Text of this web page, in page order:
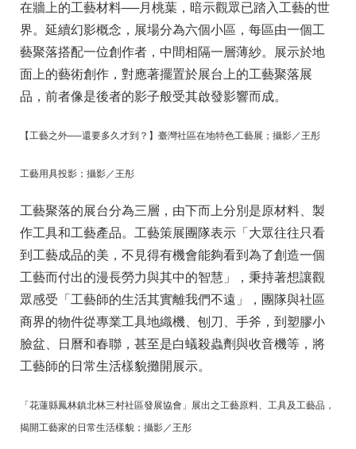
在牆上的工藝材料──月桃葉，暗示觀眾已踏入工藝的世
界。延續幻影概念，展場分為六個小區，每區由一個工
藝聚落搭配一位創作者，中間相隔一層薄紗。展示於地
面上的藝術創作，對應著擺置於展台上的工藝聚落展
品，前者像是後者的影子般受其啟發影響而成。
【工藝之外──還要多久才到？】臺灣社區在地特色工藝展；攝影／王彤
工藝用具投影；攝影／王彤
工藝聚落的展台分為三層，由下而上分別是原材料、製
作工具和工藝產品。工藝策展團隊表示「大眾往往只看
到工藝成品的美，不見得有機會能夠看到為了創造一個
工藝而付出的漫長勞力與其中的智慧」，秉持著想讓觀
眾感受「工藝師的生活其實離我們不遠」，團隊與社區
商界的物件從專業工具地織機、刨刀、手斧，到塑膠小
臉盆、日曆和春聯，甚至是白蟻殺蟲劑與收音機等，將
工藝師的日常生活樣貌攤開展示。
「花蓮縣鳳林鎮北林三村社區發展協會」展出之工藝原料、工具及工藝品，
揭開工藝家的日常生活樣貌；攝影／王彤